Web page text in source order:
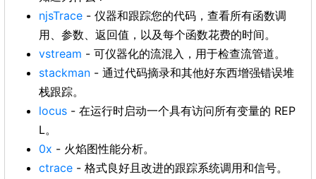
njsTrace - 仪器和跟踪您的代码，查看所有函数调
用、参数、返回值，以及每个函数花费的时间。
vstream - 可仪器化的流混入，用于检查流管道。
stackman - 通过代码摘录和其他好东西增强错误堆
栈跟踪。
locus - 在运行时启动一个具有访问所有变量的 REP
L。
0x - 火焰图性能分析。
ctrace - 格式良好且改进的跟踪系统调用和信号。